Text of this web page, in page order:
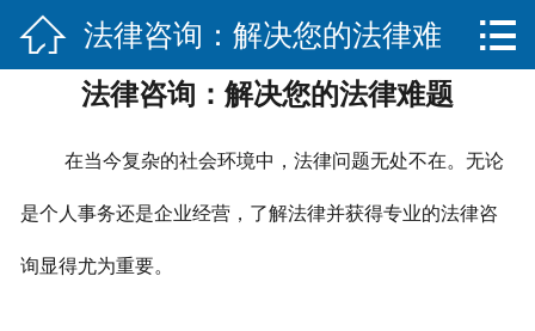
 网站首页
关于我们
服务项目
法律法规知识
 法律咨询：解决您的法律难
题

法律咨询：解决您的法律难题
在当今复杂的社会环境中，法律问题无处不在。无论
是个人事务还是企业经营，了解法律并获得专业的法律咨
询显得尤为重要。